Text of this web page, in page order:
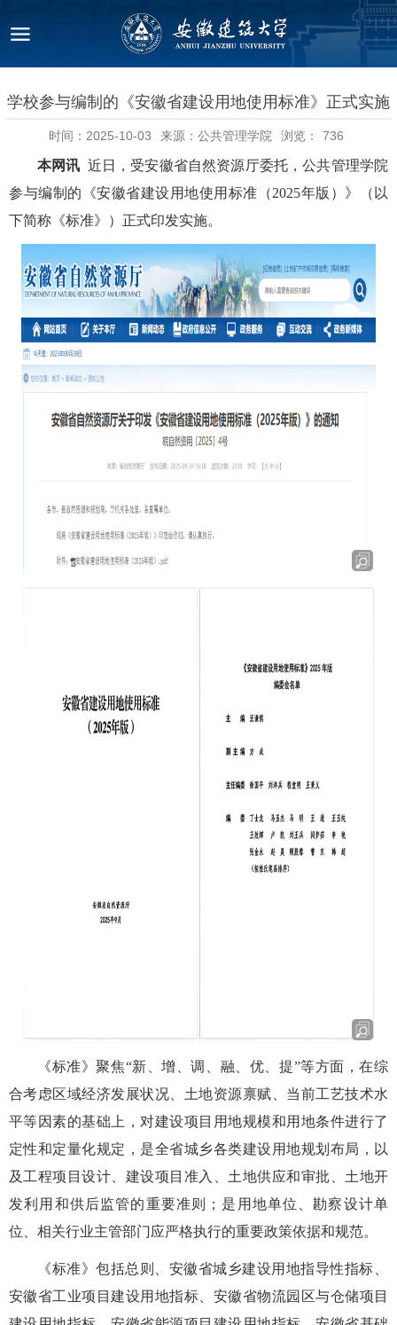
学校参与编制的《安徽省建设用地使用标准》正式实施
时间：2025-10-03 来源：公共管理学院 浏览： 736
本网讯 近日，受安徽省自然资源厅委托，公共管理学院
参与编制的《安徽省建设用地使用标准（2025年版）》（以
下简称《标准》）正式印发实施。
《标准》聚焦“新、增、调、融、优、提”等方面，在综
合考虑区域经济发展状况、土地资源禀赋、当前工艺技术水
平等因素的基础上，对建设项目用地规模和用地条件进行了
定性和定量化规定，是全省城乡各类建设用地规划布局，以
及工程项目设计、建设项目准入、土地供应和审批、土地开
发利用和供后监管的重要准则；是用地单位、勘察设计单
位、相关行业主管部门应严格执行的重要政策依据和规范。
《标准》包括总则、安徽省城乡建设用地指导性指标、
安徽省工业项目建设用地指标、安徽省物流园区与仓储项目